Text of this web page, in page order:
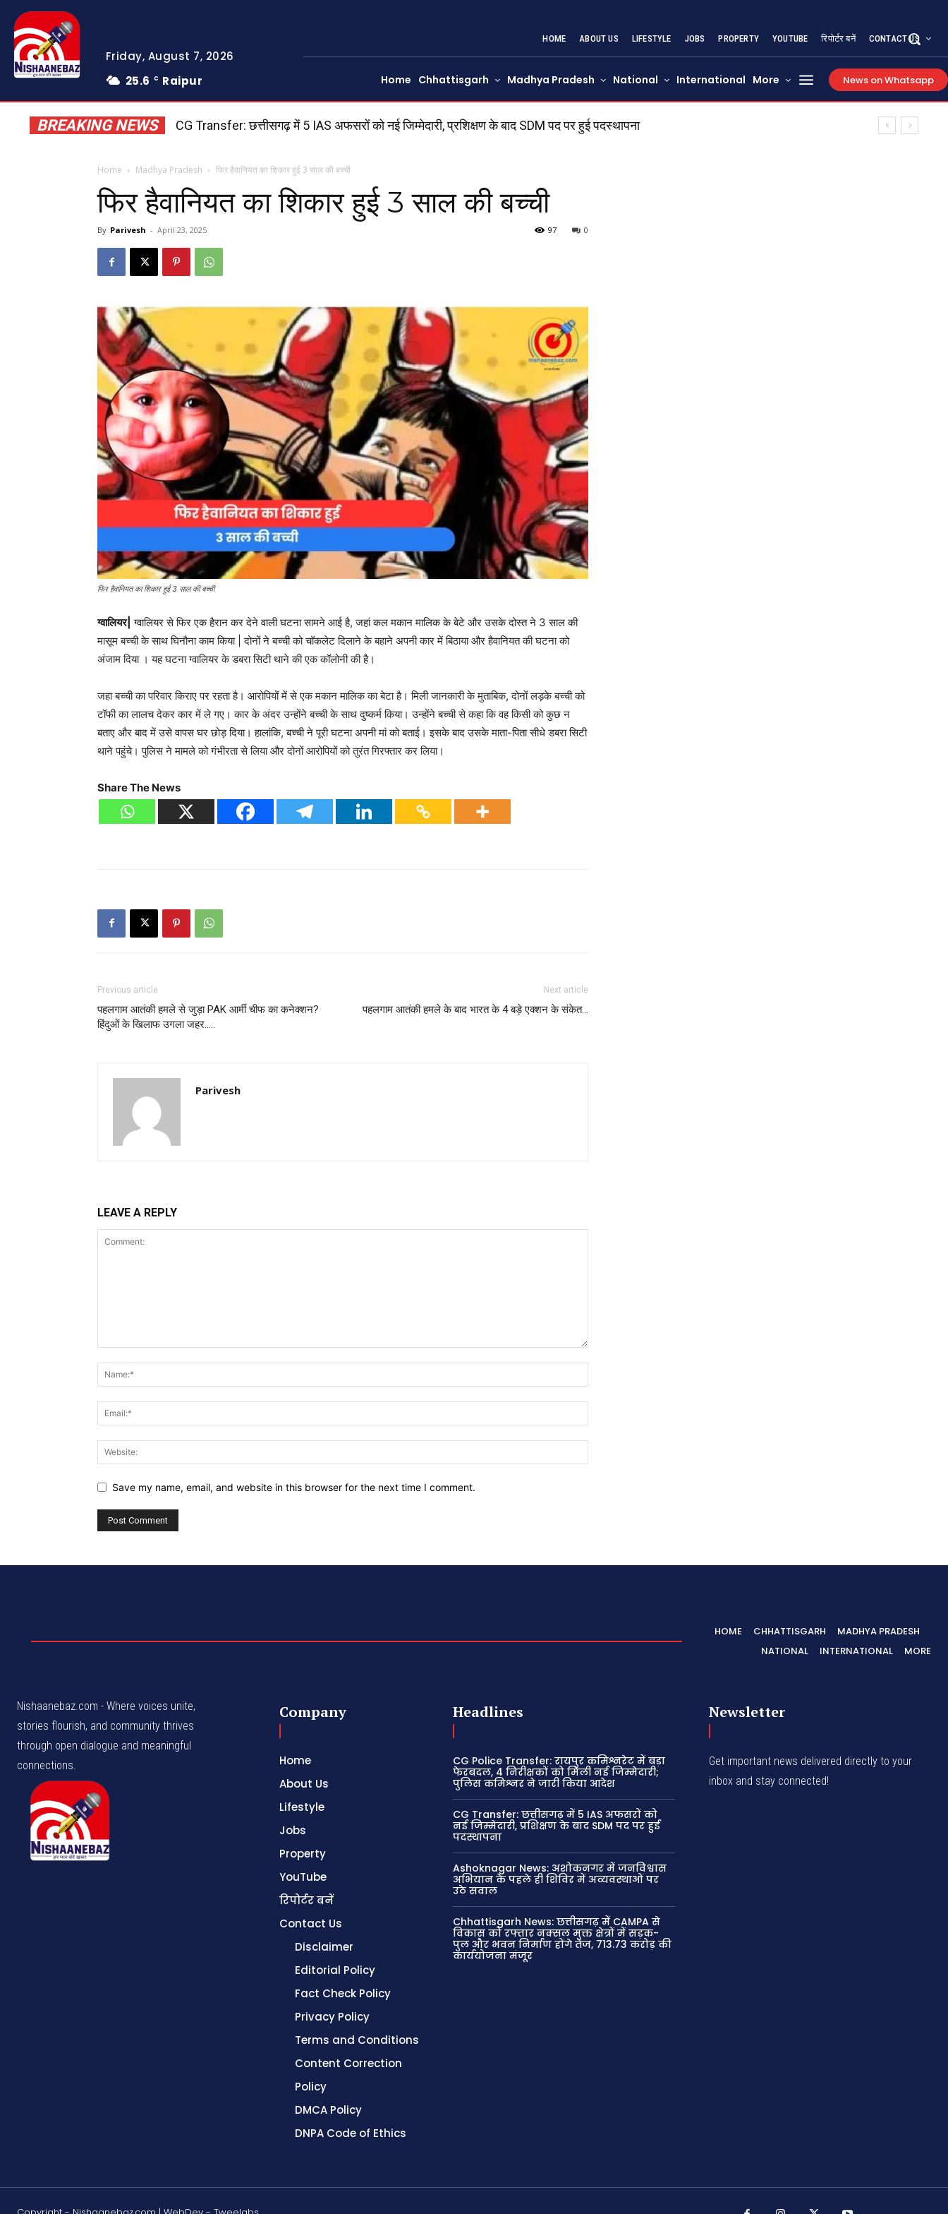
Friday, August 7, 2026
25.6
C Raipur
HOME ABOUT US LIFESTYLE JOBS PROPERTY YOUTUBE रिपोर्टर बनें CONTACT US
Home Chhattisgarh Madhya Pradesh National International More News on Whatsapp
BREAKING NEWS CG Transfer: छत्तीसगढ़ में 5 IAS अफसरों को नई जिम्मेदारी, प्रशिक्षण के बाद SDM पद पर हुई पदस्थापना
Home Madhya Pradesh फिर हैवानियत का शिकार हुई 3 साल की बच्ची
फिर हैवानियत का शिकार हुई 3 साल की बच्ची
By Parivesh - April 23, 2025 0
97
फिर हैवानियत का शिकार हुई 3 साल की बच्ची
ग्वालियर| ग्वालियर से फिर एक हैरान कर देने वाली घटना सामने आई है, जहां कल मकान मालिक के बेटे और उसके दोस्त ने 3 साल की
मासूम बच्ची के साथ घिनौना काम किया | दोनों ने बच्ची को चॉकलेट दिलाने के बहाने अपनी कार में बिठाया और हैवानियत की घटना को
अंजाम दिया । यह घटना ग्वालियर के डबरा सिटी थाने की एक कॉलोनी की है।
जहा बच्ची का परिवार किराए पर रहता है। आरोपियों में से एक मकान मालिक का बेटा है। मिली जानकारी के मुताबिक, दोनों लड़के बच्ची को
टॉफी का लालच देकर कार में ले गए। कार के अंदर उन्होंने बच्ची के साथ दुष्कर्म किया। उन्होंने बच्ची से कहा कि वह किसी को कुछ न
बताए और बाद में उसे वापस घर छोड़ दिया। हालांकि, बच्ची ने पूरी घटना अपनी मां को बताई। इसके बाद उसके माता-पिता सीधे डबरा सिटी
थाने पहुंचे। पुलिस ने मामले को गंभीरता से लिया और दोनों आरोपियों को तुरंत गिरफ्तार कर लिया।
Share The News
Previous article
पहलगाम आतंकी हमले से जुड़ा PAK आर्मी चीफ का कनेक्शन?
हिंदुओं के खिलाफ उगला जहर…..
Next article
पहलगाम आतंकी हमले के बाद भारत के 4 बड़े एक्शन के संकेत…
Parivesh
LEAVE A REPLY
Save my name, email, and website in this browser for the next time I comment.
HOME CHHATTISGARH
MADHYA PRADESH
NATIONAL
INTERNATIONAL MORE
Nishaanebaz.com - Where voices unite,
stories flourish, and community thrives
through open dialogue and meaningful
connections.
Company
Home
About Us
Lifestyle
Jobs
Property
YouTube
रिपोर्टर बनें
Contact Us
Disclaimer
Editorial Policy
Fact Check Policy
Privacy Policy
Terms and Conditions
Content Correction
Policy
DMCA Policy
DNPA Code of Ethics
Headlines
CG Police Transfer: रायपुर कमिश्नरेट में बड़ा
फेरबदल, 4 निरीक्षकों को मिली नई जिम्मेदारी;
पुलिस कमिश्नर ने जारी किया आदेश
CG Transfer: छत्तीसगढ़ में 5 IAS अफसरों को
नई जिम्मेदारी, प्रशिक्षण के बाद SDM पद पर हुई
पदस्थापना
Ashoknagar News: अशोकनगर में जनविश्वास
अभियान के पहले ही शिविर में अव्यवस्थाओं पर
उठे सवाल
Chhattisgarh News: छत्तीसगढ़ में CAMPA से
विकास को रफ्तार नक्सल मुक्त क्षेत्रों में सड़क-
पुल और भवन निर्माण होंगे तेज, 713.73 करोड़ की
कार्ययोजना मंजूर
Newsletter
Get important news delivered directly to your
inbox and stay connected!